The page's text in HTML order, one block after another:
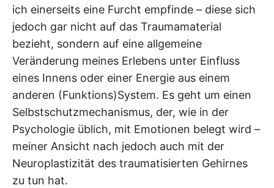
ich einerseits eine Furcht empfinde – diese sich
jedoch gar nicht auf das Traumamaterial
bezieht, sondern auf eine allgemeine
Veränderung meines Erlebens unter Einfluss
eines Innens oder einer Energie aus einem
anderen (Funktions)System. Es geht um einen
Selbstschutzmechanismus, der, wie in der
Psychologie üblich, mit Emotionen belegt wird –
meiner Ansicht nach jedoch auch mit der
Neuroplastizität des traumatisierten Gehirnes
zu tun hat.